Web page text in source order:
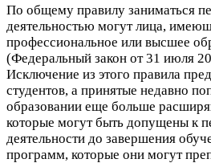
По общему правилу заниматься
деятельностью могут лица,
профессиональное или высшее
(Федеральный закон от 31 июля
Исключение из этого правила
студентов, а принятые недавно
образовании еще больше
которые могут быть допущены к
деятельности до завершения
программ, которые они могут